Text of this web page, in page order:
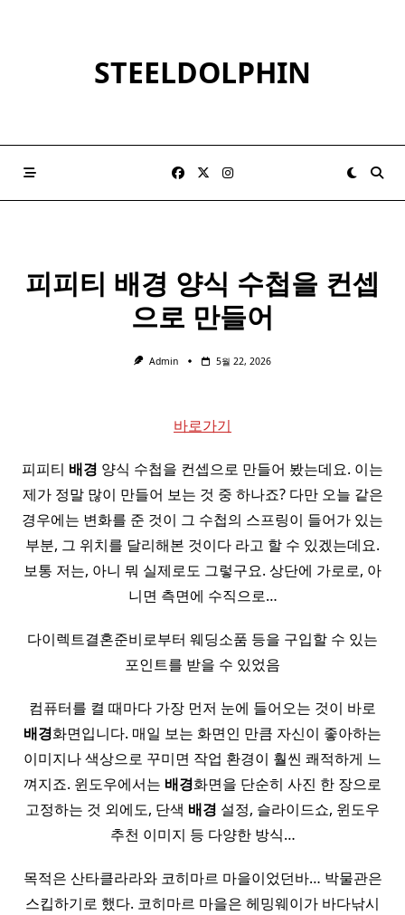
STEELDOLPHIN
피피티 배경 양식 수첩을 컨셉
으로 만들어
Admin 5월 22, 2026
바로가기
피피티 배경 양식 수첩을 컨셉으로 만들어 봤는데요. 이는
제가 정말 많이 만들어 보는 것 중 하나죠? 다만 오늘 같은
경우에는 변화를 준 것이 그 수첩의 스프링이 들어가 있는
부분, 그 위치를 달리해본 것이다 라고 할 수 있겠는데요.
보통 저는, 아니 뭐 실제로도 그렇구요. 상단에 가로로, 아
니면 측면에 수직으로…
다이렉트결혼준비로부터 웨딩소품 등을 구입할 수 있는
포인트를 받을 수 있었음
컴퓨터를 켤 때마다 가장 먼저 눈에 들어오는 것이 바로
배경화면입니다. 매일 보는 화면인 만큼 자신이 좋아하는
이미지나 색상으로 꾸미면 작업 환경이 훨씬 쾌적하게 느
껴지죠. 윈도우에서는 배경화면을 단순히 사진 한 장으로
고정하는 것 외에도, 단색 배경 설정, 슬라이드쇼, 윈도우
추천 이미지 등 다양한 방식…
목적은 산타클라라와 코히마르 마을이었던바… 박물관은
스킵하기로 했다. 코히마르 마을은 헤밍웨이가 바다낚시